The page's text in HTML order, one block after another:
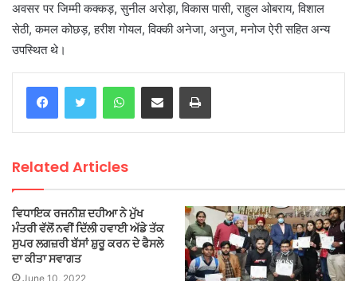
अवसर पर जिम्मी कक्कड़, सुनील अरोड़ा, विकास पासी, राहुल ओबराय, विशाल
सेठी, कमल कोछड़, हरीश गोयल, विक्की अनेजा, अनुज, मनोज ऐरी सहित अन्य
उपस्थित थे।
WhatsAppShare via Email Print
Related Articles
ਵਿਧਾਇਕ ਰਜਨੀਸ਼ ਦਹੀਆ ਨੇ ਮੁੱਖ
ਮੰਤਰੀ ਵੱਲੋਂ ਨਵੀਂ ਦਿੱਲੀ ਹਵਾਈ ਅੱਡੇ ਤੱਕ
ਸੁਪਰ ਲਗਜ਼ਰੀ ਬੱਸਾਂ ਸ਼ੁਰੂ ਕਰਨ ਦੇ ਫੈਸਲੇ
ਦਾ ਕੀਤਾ ਸਵਾਗਤ
June 10, 2022